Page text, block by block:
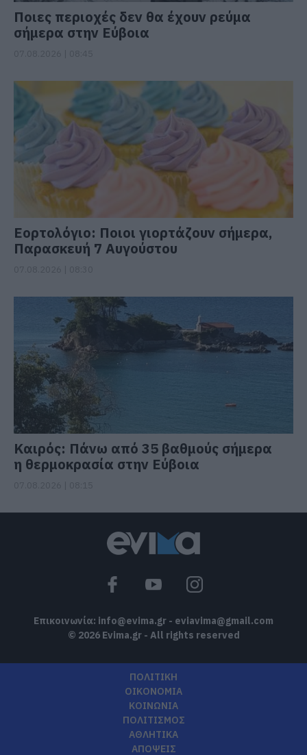
Ποιες περιοχές δεν θα έχουν ρεύμα
σήμερα στην Εύβοια
Εορτολόγιο: Ποιοι γιορτάζουν σήμερα,
Παρασκευή 7 Αυγούστου
Καιρός: Πάνω από 35 βαθμούς σήμερα
η θερμοκρασία στην Εύβοια
Επικοινωνία: info@evima.gr - eviavima@gmail.com
© 2026 Evima.gr - All rights reserved
ΠΟΛΙΤΙΚΗ
ΟΙΚΟΝΟΜΙΑ
ΚΟΙΝΩΝΙΑ
ΠΟΛΙΤΙΣΜΟΣ
ΑΘΛΗΤΙΚΑ
ΑΠΟΨΕΙΣ